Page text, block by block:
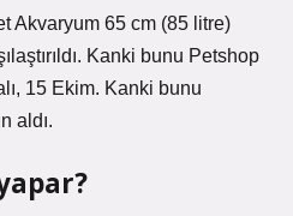
Akvaryum 65 cm (85 litre)
Kanki bunu Petshop
15 Ekim. Kanki bunu
aldı.